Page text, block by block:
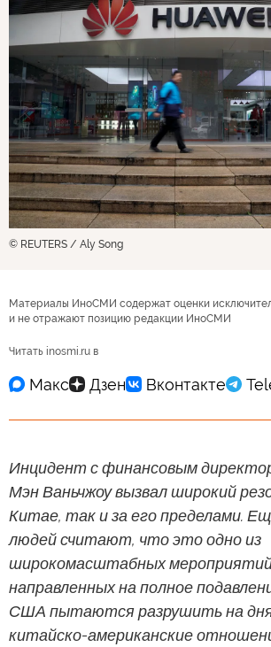
© REUTERS / Aly Song
Материалы ИноСМИ содержат оценки
и не отражают позицию редакции ИноСМИ
Читать inosmi.ru в
Инцидент с финансовым
Мэн Ваньчжоу вызвал широкий
Китае, так и за его пределами.
людей считают, что это одно из
широкомасштабных мероприятий
направленных на полное
США пытаются разрушить на
китайско-американские